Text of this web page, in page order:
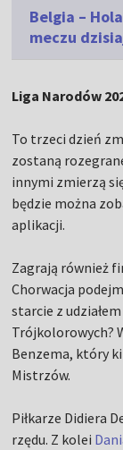
Belgia –
meczu
Liga Narodów
To trzeci dzień
zostaną
innymi zmierzą
będzie można
aplikacji.
Zagrają również
Chorwacja
starcie z udziałem
Trójkolorowych?
Benzema, który
Mistrzów.
Piłkarze Didiera
rzędu. Z kolei